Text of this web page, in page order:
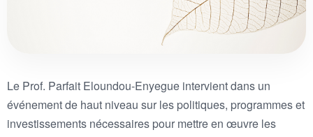
Le Prof. Parfait Eloundou-Enyegue intervient dans un
événement de haut niveau sur les politiques, programmes et
investissements nécessaires pour mettre en œuvre les